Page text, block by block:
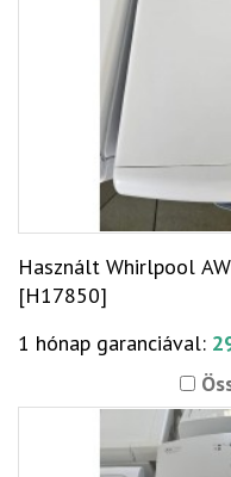
Használt Whirlpool
[H17850]
1 hónap garanciával: